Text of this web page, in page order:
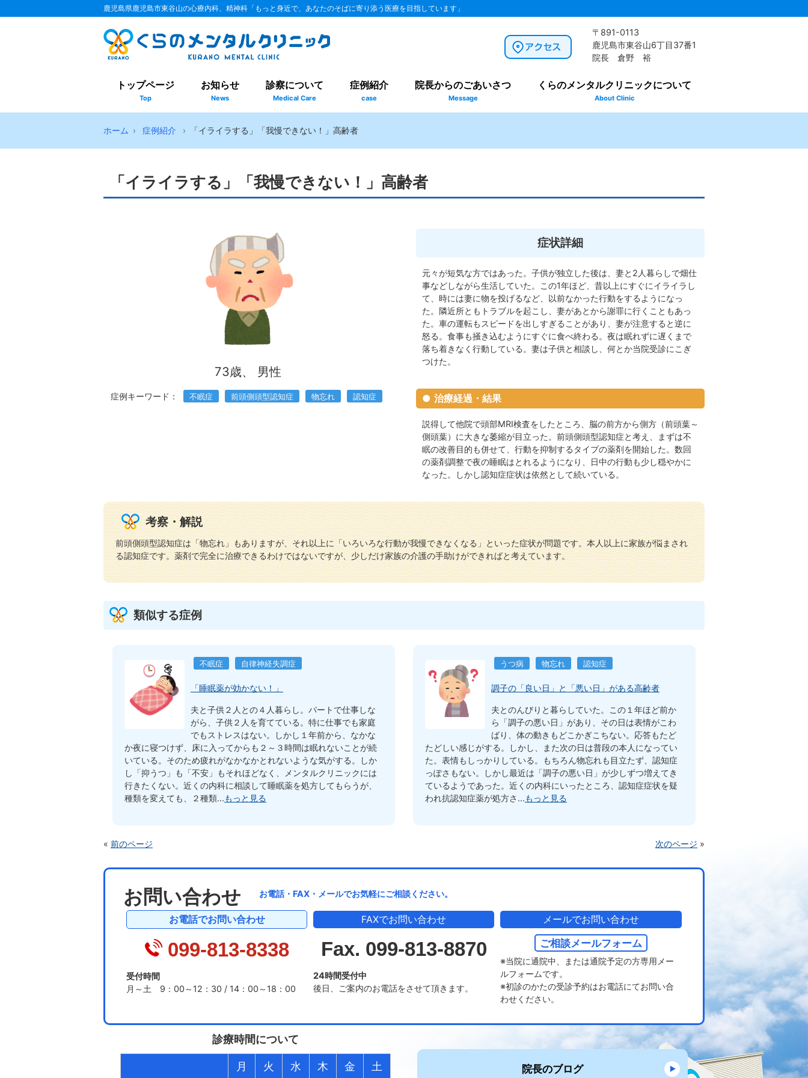
鹿児島県鹿児島市東谷山の心療内科、精神科「もっと身近で、あなたのそばに寄り添う医療を目指しています」
〒891-0113
鹿児島市東谷山6丁目37番1
院長 倉野 裕
トップページ
Top
お知らせ
News
診察について
Medical Care
症例紹介
case
院長からのごあいさつ
Message
くらのメンタルクリニックについて
About Clinic
ホーム 症例紹介 「イライラする」「我慢できない！」高齢者
「イライラする」「我慢できない！」高齢者
73歳、 男性
症例キーワード： 不眠症 前頭側頭型認知症 物忘れ 認知症
症状詳細
元々が短気な方ではあった。子供が独立した後は、妻と2人暮らしで畑仕
事などしながら生活していた。この1年ほど、昔以上にすぐにイライラし
て、時には妻に物を投げるなど、以前なかった行動をするようになっ
た。隣近所ともトラブルを起こし、妻があとから謝罪に行くこともあっ
た。車の運転もスピードを出しすぎることがあり、妻が注意すると逆に
怒る。食事も掻き込むようにすぐに食べ終わる。夜は眠れずに遅くまで
落ち着きなく行動している。妻は子供と相談し、何とか当院受診にこぎ
つけた。
治療経過・結果
説得して他院で頭部MRI検査をしたところ、脳の前方から側方（前頭葉～
側頭葉）に大きな萎縮が目立った。前頭側頭型認知症と考え、まずは不
眠の改善目的も併せて、行動を抑制するタイプの薬剤を開始した。数回
の薬剤調整で夜の睡眠はとれるようになり、日中の行動も少し穏やかに
なった。しかし認知症症状は依然として続いている。
考察・解説
前頭側頭型認知症は「物忘れ」もありますが、それ以上に「いろいろな行動が我慢できなくなる」といった症状が問題です。本人以上に家族が悩まされ
る認知症です。薬剤で完全に治療できるわけではないですが、少しだけ家族の介護の手助けができればと考えています。
類似する症例
不眠症 自律神経失調症
「睡眠薬が効かない！」
夫と子供２人との４人暮らし。パートで仕事しな
がら、子供２人を育てている。特に仕事でも家庭
でもストレスはない。しかし１年前から、なかな
か夜に寝つけず、床に入ってからも２～３時間は眠れないことが続
いている。そのため疲れがなかなかとれないような気がする。しか
し「抑うつ」も「不安」もそれほどなく、メンタルクリニックには
行きたくない。近くの内科に相談して睡眠薬を処方してもらうが、
種類を変えても、２種類...もっと見る
うつ病 物忘れ 認知症
調子の「良い日」と「悪い日」がある高齢者
夫とのんびりと暮らしていた。この１年ほど前か
ら「調子の悪い日」があり、その日は表情がこわ
ばり、体の動きもどこかぎこちない。応答もたど
たどしい感じがする。しかし、また次の日は普段の本人になってい
た。表情もしっかりしている。もちろん物忘れも目立たず、認知症
っぽさもない。しかし最近は「調子の悪い日」が少しずつ増えてき
ているようであった。近くの内科にいったところ、認知症症状を疑
われ抗認知症薬が処方さ...もっと見る
« 前のページ 次のページ »
お問い合わせ お電話・FAX・メールでお気軽にご相談ください。
お電話でお問い合わせ
099-813-8338
受付時間
月～土 9：00～12：30 / 14：00～18：00
FAXでお問い合わせ
Fax. 099-813-8870
24時間受付中
後日、ご案内のお電話をさせて頂きます。
メールでお問い合わせ
ご相談メールフォーム
※当院に通院中、または通院予定の方専用メー
ルフォームです。
※初診のかたの受診予約はお電話にてお問い合
わせください。
診療時間について
月 火 水 木 金 土 院長のブログ